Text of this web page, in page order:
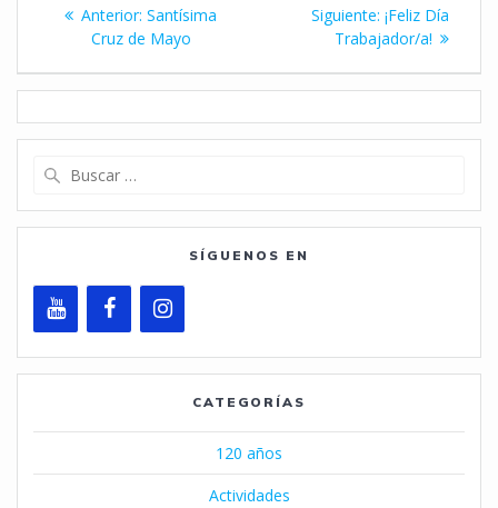
entradas
Anterior: Entrada
anterior:
Santísima
Cruz de Mayo
Siguiente: Siguiente
entrada:
¡Feliz Día
Trabajador/a!
SÍGUENOS EN
CATEGORÍAS
120 años
Actividades